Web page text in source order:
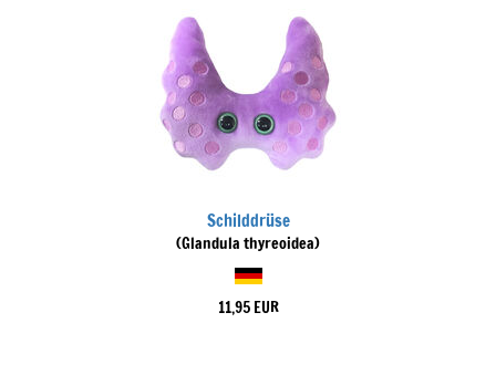
Schilddrüse
(Glandula thyreoidea)
11,95 EUR